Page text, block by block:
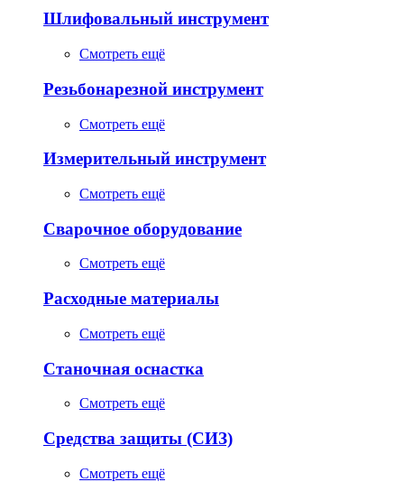
Шлифовальный инструмент
Смотреть ещё
Резьбонарезной инструмент
Смотреть ещё
Измерительный инструмент
Смотреть ещё
Сварочное оборудование
Смотреть ещё
Расходные материалы
Смотреть ещё
Станочная оснастка
Смотреть ещё
Средства защиты (СИЗ)
Смотреть ещё